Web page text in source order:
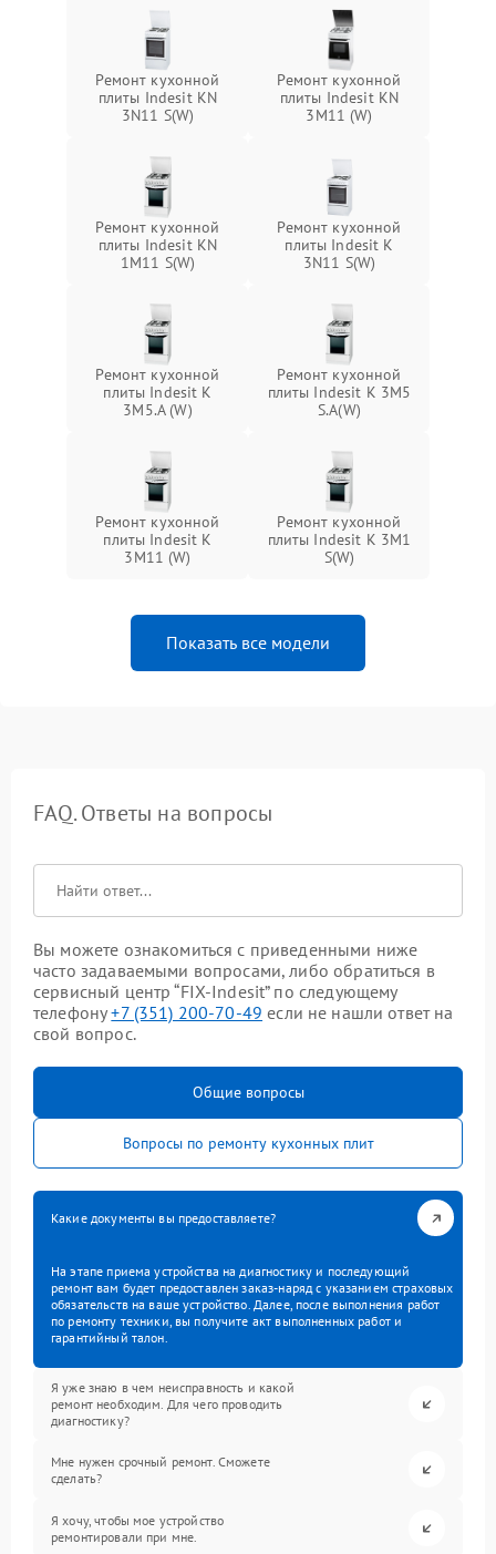
Ремонт кухонной
плиты Indesit KN
3N11 S(W)
Ремонт кухонной
плиты Indesit KN
3M11 (W)
Ремонт кухонной
плиты Indesit KN
1M11 S(W)
Ремонт кухонной
плиты Indesit K
3N11 S(W)
Ремонт кухонной
плиты Indesit K
3M5.A (W)
Ремонт кухонной
плиты Indesit K 3M5
S.A(W)
Ремонт кухонной
плиты Indesit K
3M11 (W)
Ремонт кухонной
плиты Indesit K 3M1
S(W)
Показать все модели
FAQ. Ответы на вопросы
Вы можете ознакомиться с приведенными ниже
часто задаваемыми вопросами, либо обратиться в
сервисный центр “FIX-Indesit” по следующему
телефону+7 (351) 200-70-49 если не нашли ответ на
свой вопрос.
Общие вопросы
Вопросы по ремонту кухонных плит
Какие документы вы предоставляете?
На этапе приема устройства на диагностику и последующий
ремонт вам будет предоставлен заказ-наряд с указанием страховых
обязательств на ваше устройство. Далее, после выполнения работ
по ремонту техники, вы получите акт выполненных работ и
гарантийный талон.
Я уже знаю в чем неисправность и какой
ремонт необходим. Для чего проводить
диагностику?
Мне нужен срочный ремонт. Сможете
сделать?
Я хочу, чтобы мое устройство
ремонтировали при мне.